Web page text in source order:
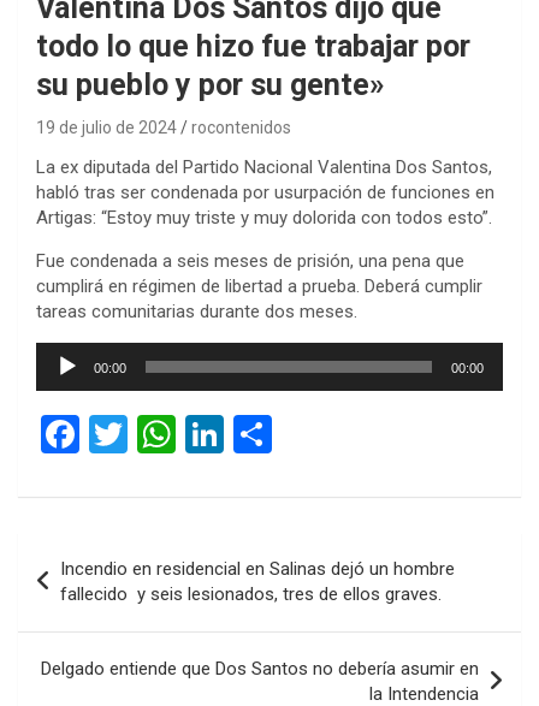
Valentina Dos Santos dijo que
todo lo que hizo fue trabajar por
su pueblo y por su gente»
19 de julio de 2024 rocontenidos
La ex diputada del Partido Nacional Valentina Dos Santos,
habló tras ser condenada por usurpación de funciones en
Artigas: “Estoy muy triste y muy dolorida con todos esto”.
Fue condenada a seis meses de prisión, una pena que
cumplirá en régimen de libertad a prueba. Deberá cumplir
tareas comunitarias durante dos meses.
Reproductor
00:00 00:00
F
ce
o
o
k
T
tt
W
at
A
p
p
Li
ke
n
m
ar
tir
de
entradas
Incendio en residencial en Salinas dejó un hombre
fallecido y seis lesionados, tres de ellos graves.
Delgado entiende que Dos Santos no debería asumir en
la Intendencia